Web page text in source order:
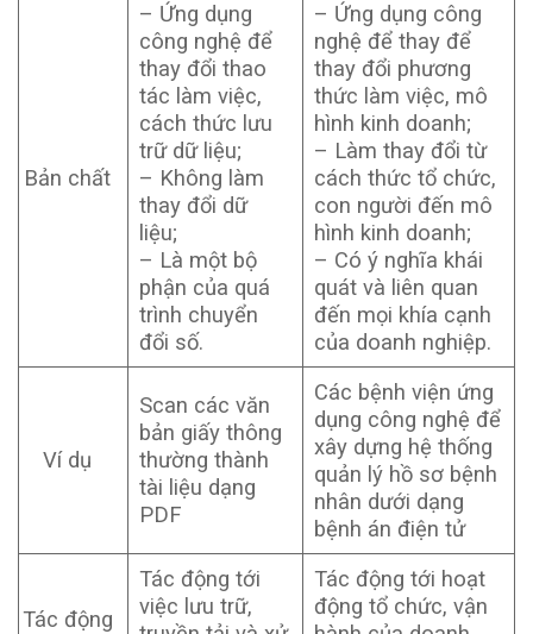
Bản chất
– Ứng dụng
công nghệ để
thay đổi thao
tác làm việc,
cách thức lưu
trữ dữ liệu;
– Không làm
thay đổi dữ
liệu;
– Là một bộ
phận của quá
trình chuyển
đổi số.
– Ứng dụng công
nghệ để thay để
thay đổi phương
thức làm việc, mô
hình kinh doanh;
– Làm thay đổi từ
cách thức tổ chức,
con người đến mô
hình kinh doanh;
– Có ý nghĩa khái
quát và liên quan
đến mọi khía cạnh
của doanh nghiệp.
Ví dụ
Scan các văn
bản giấy thông
thường thành
tài liệu dạng
PDF
Các bệnh viện ứng
dụng công nghệ để
xây dựng hệ thống
quản lý hồ sơ bệnh
nhân dưới dạng
bệnh án điện tử
Tác động
Tác động tới
việc lưu trữ,
Tác động tới hoạt
động tổ chức, vận